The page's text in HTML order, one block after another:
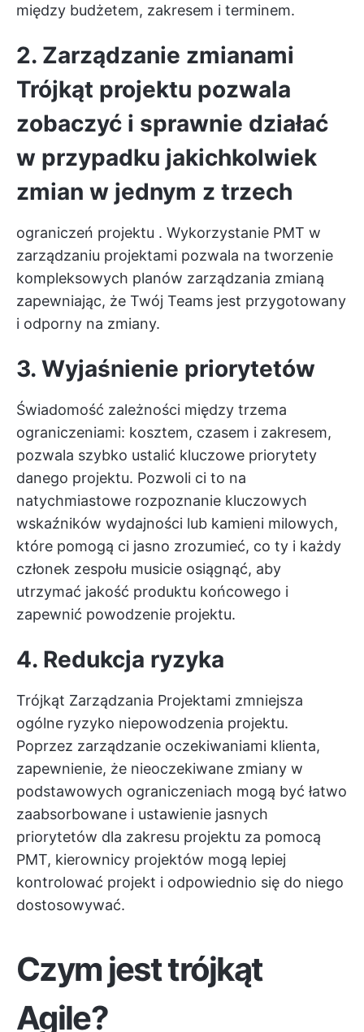
między budżetem, zakresem i terminem.
2. Zarządzanie zmianami
Trójkąt projektu pozwala
zobaczyć i sprawnie działać
w przypadku jakichkolwiek
zmian w jednym z trzech
ograniczeń projektu . Wykorzystanie PMT w
zarządzaniu projektami pozwala na tworzenie
kompleksowych planów zarządzania zmianą
zapewniając, że Twój Teams jest przygotowany
i odporny na zmiany.
3. Wyjaśnienie priorytetów
Świadomość zależności między trzema
ograniczeniami: kosztem, czasem i zakresem,
pozwala szybko ustalić kluczowe priorytety
danego projektu. Pozwoli ci to na
natychmiastowe rozpoznanie kluczowych
wskaźników wydajności lub kamieni milowych,
które pomogą ci jasno zrozumieć, co ty i każdy
członek zespołu musicie osiągnąć, aby
utrzymać jakość produktu końcowego i
zapewnić powodzenie projektu.
4. Redukcja ryzyka
Trójkąt Zarządzania Projektami zmniejsza
ogólne ryzyko niepowodzenia projektu.
Poprzez zarządzanie oczekiwaniami klienta,
zapewnienie, że nieoczekiwane zmiany w
podstawowych ograniczeniach mogą być łatwo
zaabsorbowane i ustawienie jasnych
priorytetów dla zakresu projektu za pomocą
PMT, kierownicy projektów mogą lepiej
kontrolować projekt i odpowiednio się do niego
dostosowywać.
Czym jest trójkąt
Agile?